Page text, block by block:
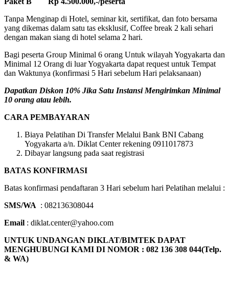
Tanpa Menginap di Hotel, seminar kit, sertifikat, dan foto bersama
yang dikemas dalam satu tas eksklusif, Coffee break 2 kali sehari
dengan makan siang di hotel selama 2 hari.
Bagi peserta Group Minimal 6 orang Untuk wilayah Yogyakarta dan
Minimal 12 Orang di luar Yogyakarta dapat request untuk Tempat
dan Waktunya (konfirmasi 5 Hari sebelum Hari pelaksanaan)
Dapatkan Diskon 10% Jika Satu Instansi Mengirimkan Minimal
10 orang atau lebih.
CARA PEMBAYARAN
Biaya Pelatihan Di Transfer Melalui Bank BNI Cabang
Yogyakarta a/n. Diklat Center rekening 0911017873
Dibayar langsung pada saat registrasi
BATAS KONFIRMASI
Batas konfirmasi pendaftaran 3 Hari sebelum hari Pelatihan melalui :
SMS/WA : 082136308044
Email : diklat.center@yahoo.com
UNTUK UNDANGAN DIKLAT/BIMTEK DAPAT
MENGHUBUNGI KAMI DI NOMOR : 082 136 308 044(Telp.
& WA)